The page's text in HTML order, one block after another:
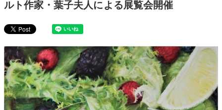
ルト作家・葉子夫人による展覧会開催